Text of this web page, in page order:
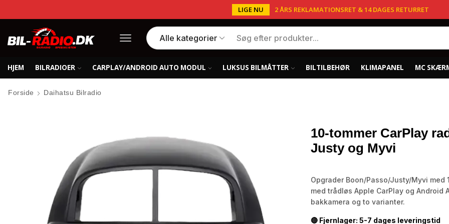
LIGE NU 2 ÅRS REKLAMATIONSRET & 14 DAGES RETURRET
HJEM BILRADIOER CARPLAY/ANDROID AUTO MODUL LUKSUS BILMÅTTER BILTILBEHØR KLIMAPANEL MC
Forside Daihatsu Bilradio
10-tommer CarPlay
Justy og Myvi
Opgrader Boon/Passo/Justy/Myvi
med trådløs Apple CarPlay og Android
bakkamera og to varianter.
🔴 Fjernlager: 5-7 dages leveringstid